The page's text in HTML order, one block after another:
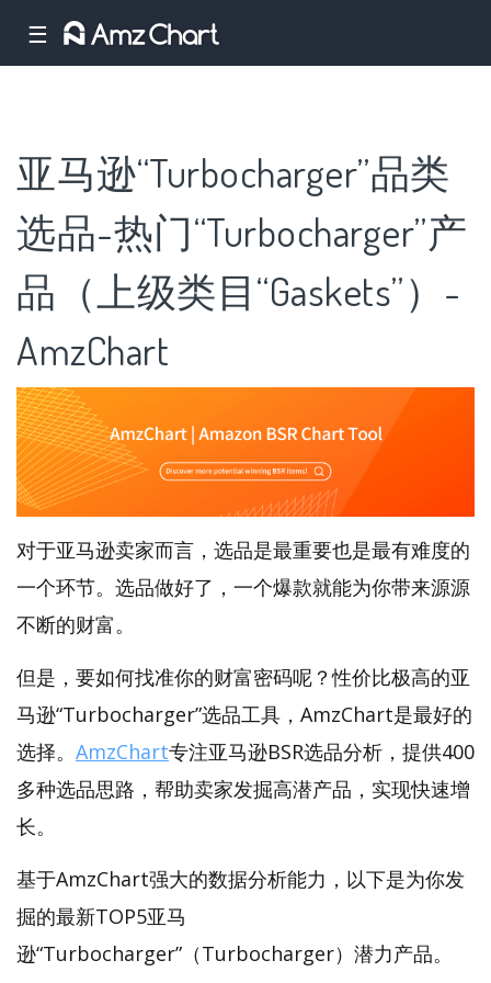
☰
亚马逊“Turbocharger”品类
选品-热门“Turbocharger”产
品（上级类目“Gaskets”）-
AmzChart
对于亚马逊卖家而言，选品是最重要也是最有难度的
一个环节。选品做好了，一个爆款就能为你带来源源
不断的财富。
但是，要如何找准你的财富密码呢？性价比极高的亚
马逊“Turbocharger”选品工具，AmzChart是最好的
选择。 AmzChart专注亚马逊BSR选品分析，提供400
多种选品思路，帮助卖家发掘高潜产品，实现快速增
长。
基于AmzChart强大的数据分析能力，以下是为你发
掘的最新TOP5亚马
逊“Turbocharger”（Turbocharger）潜力产品。